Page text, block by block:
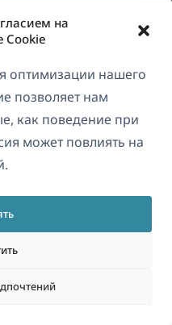
на
Cookie
оптимизации нашего
позволяет нам
как поведение при
может повлиять на
Limited
нашей команде
в
новом
(открывается
в
новом
(открывается
в